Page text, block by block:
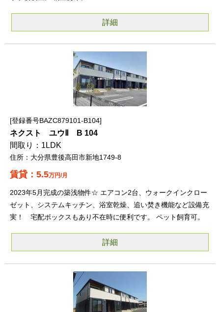
詳細
登録番号BAZC879101-B104
ネクスト ユウⅡ B 104
1LDK
大分県豊後高田市新地1749-8
5.5万円/月
2023年5月完成の築浅物件☆ エアコン2台、ウォークインクロー
ゼット、システムキッチン、浴室乾燥、追い焚き機能など設備充
実！ 宅配ボックスもあり不在時に便利です。 ペット飼育可。
詳細